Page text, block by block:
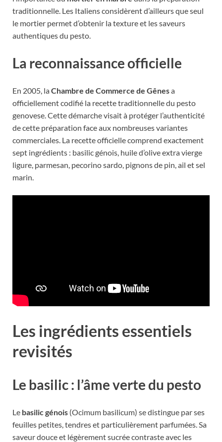
traditionnelle. Les Italiens considèrent d’ailleurs que seul
le mortier permet d’obtenir la texture et les saveurs
authentiques du pesto.
La reconnaissance officielle
En 2005, laChambre de Commerce de Gênesa
officiellement codifié la recette traditionnelle du pesto
genovese. Cette démarche visait à protéger l’authenticité
de cette préparation face aux nombreuses variantes
commerciales. La recette officielle comprend exactement
sept ingrédients : basilic génois, huile d’olive extra vierge
ligure, parmesan, pecorino sardo, pignons de pin, ail et sel
marin.
Les ingrédients essentiels
revisités
Le basilic : l’âme verte du pesto
Le basilic génois (Ocimum basilicum) se distingue par ses
feuilles petites, tendres et particulièrement parfumées. Sa
saveur douce et légèrement sucrée contraste avec les